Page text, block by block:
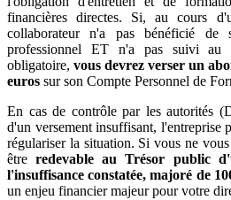
financières directes. Si, au cours
collaborateur n'a pas bénéficié de
professionnel ET n'a pas suivi au
obligatoire, vous devrez verser un
euros sur son Compte Personnel de
En cas de contrôle par les autorités
d'un versement insuffisant, l'entreprise
régulariser la situation. Si vous ne
êtreredevable au Trésor public
l'insuffisance constatée, majoré de
un enjeu financier majeur pour votre